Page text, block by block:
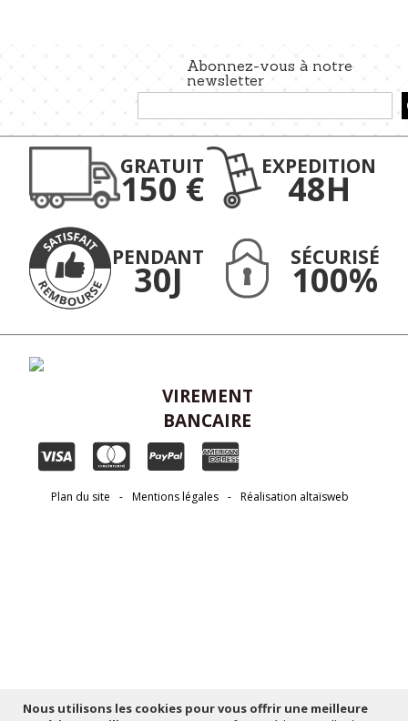
Nous utilisons les cookies pour vous offrir une meilleure
Abonnez-vous à notre
newsletter
à
notre
d’information
GRATUIT
150 €
EXPEDITION
48H
PENDANT
30J
SÉCURISÉ
100%
VIREMENT
BANCAIRE
Plan du site - Mentions légales - Réalisation altaïsweb